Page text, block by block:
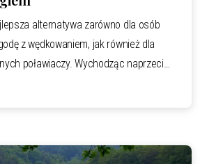
alternatywa zarówno dla osób
z wędkowaniem, jak również dla
poławiaczy. Wychodząc naprzeciw
połowów, udostępniamy parking
jest do przestrzegania regulaminu